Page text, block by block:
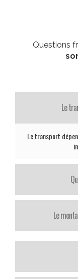
Questions
Le
Le transport
Le